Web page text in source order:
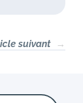
suivant →